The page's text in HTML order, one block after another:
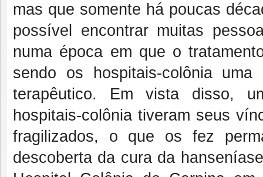
mas que somente há poucas
possível encontrar muitas
numa época em que o
sendo os hospitais-colônia
terapêutico. Em vista disso,
hospitais-colônia tiveram seus
fragilizados, o que os fez
descoberta da cura da